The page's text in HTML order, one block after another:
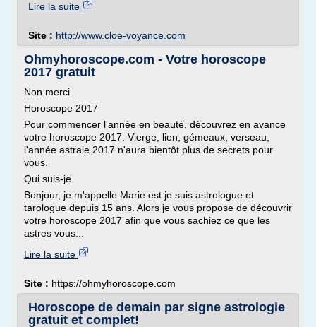
Lire la suite
Site : http://www.cloe-voyance.com
Ohmyhoroscope.com - Votre horoscope
2017 gratuit
Non merci
Horoscope 2017
Pour commencer l'année en beauté, découvrez en avance
votre horoscope 2017. Vierge, lion, gémeaux, verseau,
l'année astrale 2017 n'aura bientôt plus de secrets pour
vous.
Qui suis-je
Bonjour, je m'appelle Marie est je suis astrologue et
tarologue depuis 15 ans. Alors je vous propose de découvrir
votre horoscope 2017 afin que vous sachiez ce que les
astres vous...
Lire la suite
Site : https://ohmyhoroscope.com
Horoscope de demain par signe astrologie
gratuit et complet!